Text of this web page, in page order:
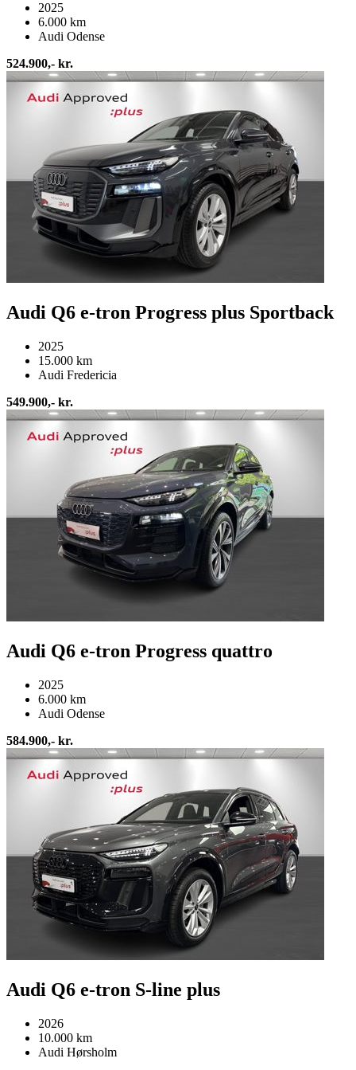
2025
6.000 km
Audi Odense
524.900,- kr.
Audi Q6 e-tron Progress plus Sportback
2025
15.000 km
Audi Fredericia
549.900,- kr.
Audi Q6 e-tron Progress quattro
2025
6.000 km
Audi Odense
584.900,- kr.
Audi Q6 e-tron S-line plus
2026
10.000 km
Audi Hørsholm